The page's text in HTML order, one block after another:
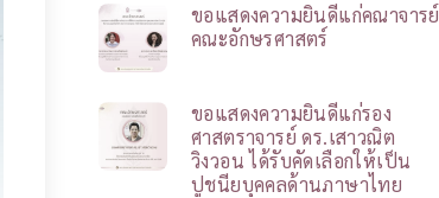
ขอแสดงความยินดีแก่คณาจารย์
คณะอักษรศาสตร์
ขอแสดงความยินดีแก่รอง
ศาสตราจารย์ ดร.เสาวณิต
วิงวอน ได้รับคัดเลือกให้เป็น
ปูชนียบุคคลด้านภาษาไทย